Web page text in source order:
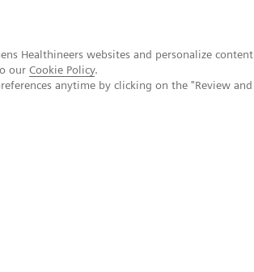
Healthineers websites and personalize content
our Cookie Policy.
anytime by clicking on the "Review and